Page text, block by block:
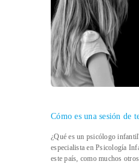
Cómo es una sesión de
¿Qué es un psicólogo
especialista en Psicología
este país, como muchos